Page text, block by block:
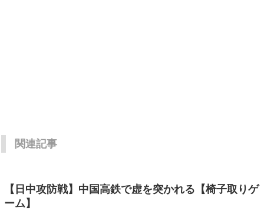
関連記事
【日中攻防戦】中国高鉄で虚を突かれる【椅子取りゲ
ーム】